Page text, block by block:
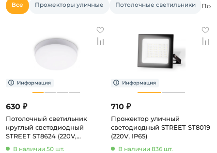
Все Прожекторы уличные Потолочные светильники
630 ₽
Потолочный светильник
круглый светодиодный
STREET ST8624 (220V,
В наличии 50 шт.
710 ₽
Прожектор уличный
светодиодный STREET ST8019
(220V, IP65)
В наличии 836 шт.